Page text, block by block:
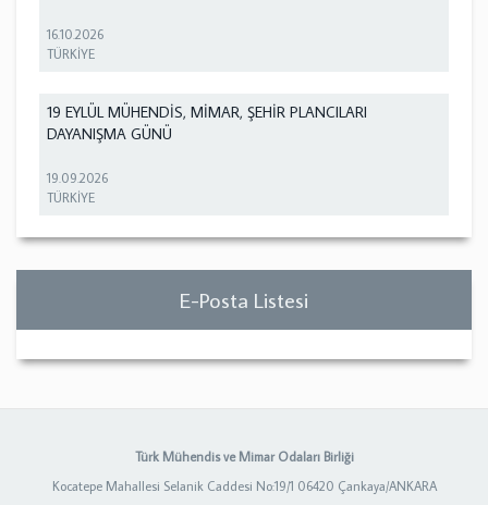
16.10.2026
TÜRKİYE
19 EYLÜL MÜHENDİS, MİMAR, ŞEHİR PLANCILARI
DAYANIŞMA GÜNÜ
19.09.2026
TÜRKİYE
E-Posta Listesi
Türk Mühendis ve Mimar Odaları Birliği
Kocatepe Mahallesi Selanik Caddesi No:19/1 06420 Çankaya/ANKARA